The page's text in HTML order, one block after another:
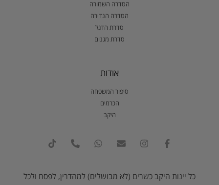
הסדרה השמורה
הסדרה הנדירה
סדרת הדגל
סדרת מגנום
אודות
סיפור המשפחה
הכרמים
היקב
כל יינות היקב כשרים (לא מבושלים) למהדרין, לפסח ולכל